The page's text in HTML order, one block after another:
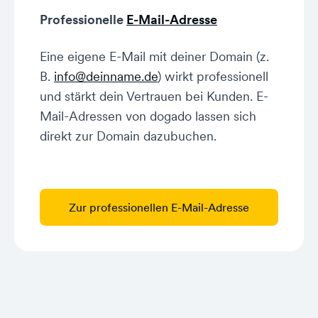
Professionelle E-Mail-Adresse
Eine eigene E-Mail mit deiner Domain (z.
B. info@deinname.de) wirkt professionell
und stärkt dein Vertrauen bei Kunden. E-
Mail-Adressen von dogado lassen sich
direkt zur Domain dazubuchen.
Zur professionellen E-Mail-Adresse